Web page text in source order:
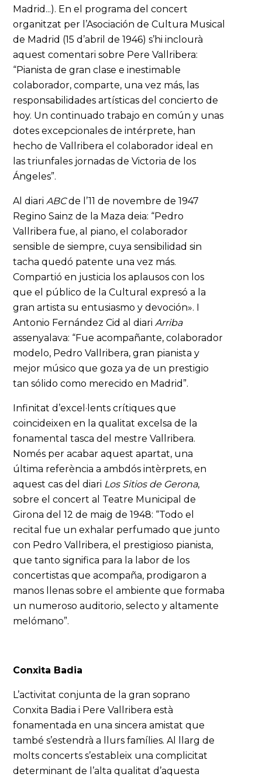
Madrid...). En el programa del concert
organitzat per l’Asociación de Cultura Musical
de Madrid (15 d’abril de 1946) s’hi inclourà
aquest comentari sobre Pere Vallribera:
“Pianista de gran clase e inestimable
colaborador, comparte, una vez más, las
responsabilidades artísticas del concierto de
hoy. Un continuado trabajo en común y unas
dotes excepcionales de intérprete, han
hecho de Vallribera el colaborador ideal en
las triunfales jornadas de Victoria de los
Ángeles”.
Al diariABCde l’11 de novembre de 1947
Regino Sainz de la Maza deia: “Pedro
Vallribera fue, al piano, el colaborador
sensible de siempre, cuya sensibilidad sin
tacha quedó patente una vez más.
Compartió en justicia los aplausos con los
que el público de la Cultural expresó a la
gran artista su entusiasmo y devoción». I
Antonio Fernández Cid al diariArriba
assenyalava: “Fue acompañante, colaborador
modelo, Pedro Vallribera, gran pianista y
mejor músico que goza ya de un prestigio
tan sólido como merecido en Madrid”.
Infinitat d’excel·lents crítiques que
coincideixen en la qualitat excelsa de la
fonamental tasca del mestre Vallribera.
Només per acabar aquest apartat, una
última referència a ambdós intèrprets, en
aquest cas del diari Los Sitios de Gerona,
sobre el concert al Teatre Municipal de
Girona del 12 de maig de 1948: “Todo el
recital fue un exhalar perfumado que junto
con Pedro Vallribera, el prestigioso pianista,
que tanto significa para la labor de los
concertistas que acompaña, prodigaron a
manos llenas sobre el ambiente que formaba
un numeroso auditorio, selecto y altamente
melómano”.
Conxita Badia
L’activitat conjunta de la gran soprano
Conxita Badia i Pere Vallribera està
fonamentada en una sincera amistat que
també s’estendrà a llurs famílies. Al llarg de
molts concerts s’estableix una complicitat
determinant de l’alta qualitat d’aquesta